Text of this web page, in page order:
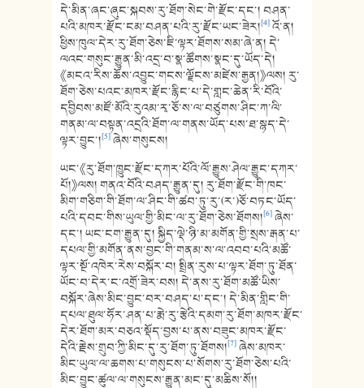
དེ་མིན་ཞང་ཞུང་སྐབས་རུ་ཐོག་སེང་གེ་རྫོང་དང་། བཤན་
པའི་མཁར་རྫོང་ངམ་བཤན་པའི་རུ་རྫོང་ཡང་ཟེར།[4]འོ་ན།
ཕྱིས་ཁུལ་དེར་རུ་ཐོག་ཅེས་ཇི་ལྟར་ཐོགས་སམ་ཞེ་ན། དེ་
ལའང་གསུང་རྒྱུན་མི་འདྲ་བ་སྣ་ཚོགས་སྣང་དུ་ཡོད་དེ།
《མངའ་རིས་ཆོས་འབྱུང་གངས་ལྗོངས་མཛེས་རྒྱན།》ལས། རུ་
ཐོག་ཅེས་པའང་མཁར་རྫོང་རྙིང་པ་དེ་གླང་ཆེན་རི་བོའི་
དབྱིབས་མཛོ་མོའི་རུའམ་རྭ་ཅོ་ས་ལ་བཙུགས་ཤིང་ཀ་ལི་
གནམ་ལ་བསྟན་འདྲའི་ཐོག་ལ་གནས་ཡོད་པས་ཐ་སྙད་དེ་
ལྟར་བྱུང་།[5]ཞེས་གསུངས།
ཡང་《རུ་ཐོག་ཁྱུང་རྫོང་དཀར་པོའི་ལོ་རྒྱུས་ཤེལ་རྒྱུང་དཀར་
པོ།》ལས། གནའ་བོའི་བཤད་རྒྱུན་དུ། རུ་ཐོག་རྫོང་གི་ཁང་
མིག་གཅིག་གི་ཐོག་ལ་ཤིང་གི་ཚབ་ཏུ་རུ་(ར་)ཅོ་བཏང་ཡོད་
པའི་དབང་གིས་ཡུལ་གྱི་མིང་ལ་རུ་ཐོག་ཅེས་ཐོགས།[6]ཞེས་
དང་། ཡང་ངག་རྒྱུན་དུ། སྐྱིད་ལྡེ་ཉི་མ་མགོན་གྱི་སྲས་རྒན་པ་
དཔལ་གྱི་མགོན་ནས་བྱང་གི་གནམ་ས་ལ་འབབ་པའི་མཚོ་
ལྟར་སྔོ་འཁེར་རེས་བསྐོར་བ། སྤྲིན་རུས་པ་ལྟར་ཐོག་ཏུ་ཐོན་
ཡོང་བ་དེར་ང་འགྲོ་ཟེར་བས། དེ་ནས་རུ་ཐོག་མཚོ་ཡིས་
བསྐོར་ཞེས་མིང་བྱུང་བར་བཤད་པ་དང་། དེ་མིན་གླིང་གི་
དཔལ་ཐུལ་ཧོར་ཤན་པ་རྨེ་རུ་རྩེའི་དམག་རུ་ཐོག་མཁར་རྫོང་
དེར་ཐོག་མར་བཅའ་སྡོད་བྱས་པ་ནས་བཟུང་མཁར་རྫོང་
དེའི་རྗེས་གྲུབ་ཀྱི་མིང་དུ་རུ་ཐོག་ཏུ་ཐོགས།[7]ཞེས་མཁར་
མིང་ཡུལ་ལ་ཆགས་པ་གསུངས་པ་སོགས་རུ་ཐོག་ཅེས་པའི་
མིང་བྱུང་ཚུལ་ལ་གསུངས་རྒྱུན་མང་དུ་མཆིས་སོ།།